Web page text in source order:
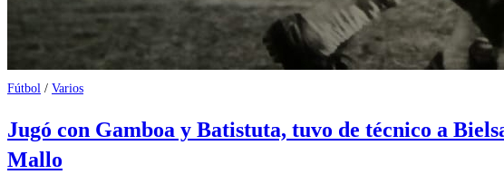
Fútbol / Varios
Jugó con Gamboa y Batistuta, tuvo de técnico a
Mallo